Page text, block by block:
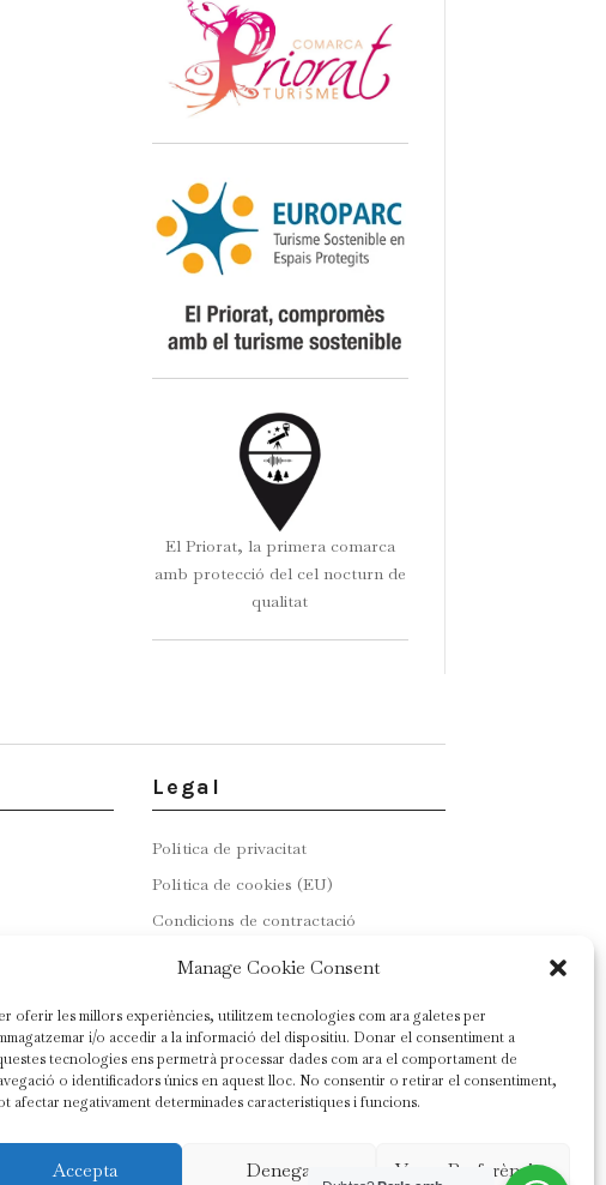
Manage Cookie Consent
oferir les millors experiències, utilitzem tecnologies com ara galetes per
i/o accedir a la informació del dispositiu. Donar el consentiment a
tecnologies ens permetrà processar dades com ara el comportament de
o identificadors únics en aquest lloc. No consentir o retirar el consentiment,
afectar negativament determinades característiques i funcions.
Accepta Denega Veure Preferències
El Priorat, la primera comarca
amb protecció del cel nocturn de
qualitat
Legal
Política de privacitat
Política de cookies (EU)
Condicions de contractació